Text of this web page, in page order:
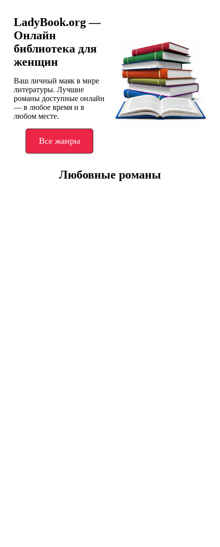
LadyBook.org —
Онлайн
библиотека для
женщин
Ваш личный маяк в мире
литературы. Лучшие
романы доступные онлайн
— в любое время и в
любом месте.
Все жанры
Любовные романы